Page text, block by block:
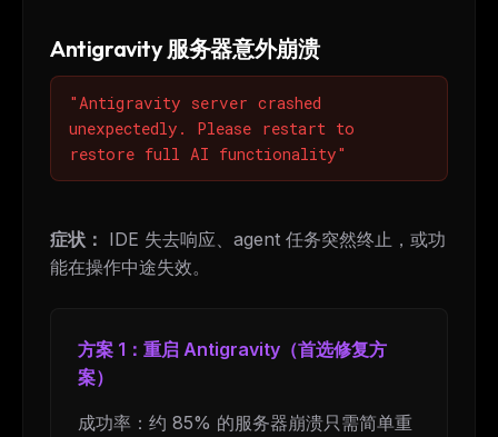
Antigravity 服务器意外崩溃
"Antigravity server crashed
unexpectedly. Please restart to
restore full AI functionality"
症状： IDE 失去响应、agent 任务突然终止，或功
能在操作中途失效。
方案 1：重启 Antigravity（首选修复方
案）
成功率：约 85% 的服务器崩溃只需简单重